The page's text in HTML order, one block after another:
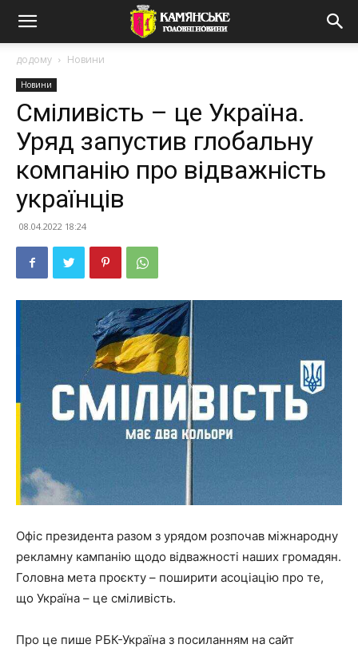
додому Новини
Новини
Сміливість – це Україна.
Уряд запустив глобальну
компанію про відважність
українців
08.04.2022 18:24
Офіс президента разом з урядом розпочав міжнародну
рекламну кампанію щодо відважності наших громадян.
Головна мета проєкту – поширити асоціацію про те,
що Україна – це сміливість.
Про це пише РБК-Україна з посиланням на сайт